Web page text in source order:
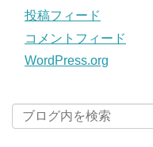
投稿フィード
コメントフィード
WordPress.org